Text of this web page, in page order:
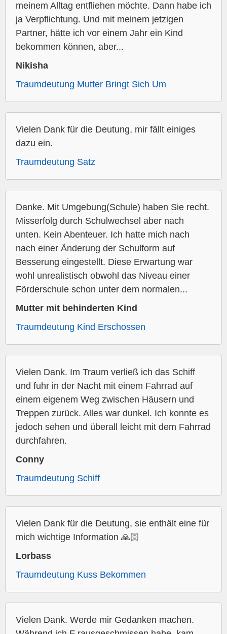
meinem Alltag entfliehen möchte. Dann habe ich
ja Verpflichtung. Und mit meinem jetzigen
Partner, hätte ich vor einem Jahr ein Kind
bekommen können, aber...
Nikisha
Traumdeutung Mutter Bringt Sich Um
Vielen Dank für die Deutung, mir fällt einiges
dazu ein.
Traumdeutung Satz
Danke. Mit Umgebung(Schule) haben Sie recht.
Misserfolg durch Schulwechsel aber nach
unten. Kein Abenteuer. Ich hatte mich nach
nach einer Änderung der Schulform auf
Besserung eingestellt. Diese Erwartung war
wohl unrealistisch obwohl das Niveau einer
Förderschule schon unter dem normalen...
Mutter mit behinderten Kind
Traumdeutung Kind Erschossen
Vielen Dank. Im Traum verließ ich das Schiff
und fuhr in der Nacht mit einem Fahrrad auf
einem eigenem Weg zwischen Häusern und
Treppen zurück. Alles war dunkel. Ich konnte es
jedoch sehen und überall leicht mit dem Fahrrad
durchfahren.
Conny
Traumdeutung Schiff
Vielen Dank für die Deutung, sie enthält eine für
mich wichtige Information 🙏🏻
Lorbass
Traumdeutung Kuss Bekommen
Vielen Dank. Werde mir Gedanken machen.